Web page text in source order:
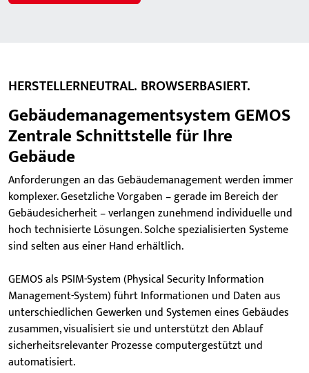
HERSTELLERNEUTRAL. BROWSERBASIERT.
Gebäudemanagementsystem GEMOS
Zentrale Schnittstelle für Ihre
Gebäude
Anforderungen an das Gebäudemanagement werden immer
komplexer. Gesetzliche Vorgaben – gerade im Bereich der
Gebäudesicherheit – verlangen zunehmend individuelle und
hoch technisierte Lösungen. Solche spezialisierten Systeme
sind selten aus einer Hand erhältlich.
GEMOS als PSIM-System (Physical Security Information
Management-System) führt Informationen und Daten aus
unterschiedlichen Gewerken und Systemen eines Gebäudes
zusammen, visualisiert sie und unterstützt den Ablauf
sicherheitsrelevanter Prozesse computergestützt und
automatisiert.